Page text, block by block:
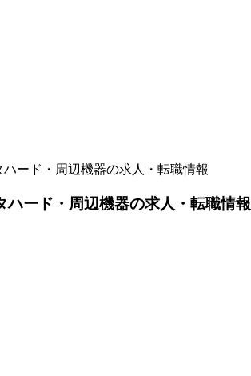
ード・周辺機器の求人・転職情報
ハード・周辺機器の求人・転職情報